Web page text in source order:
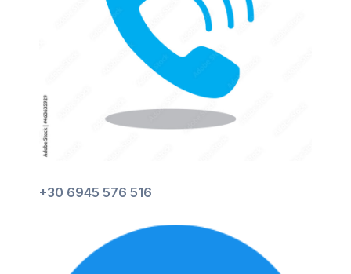
+30 6945 576 516